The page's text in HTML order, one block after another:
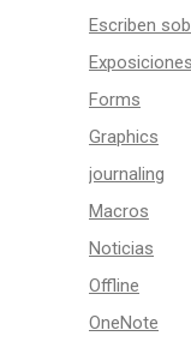
Escriben
Forms
Graphics
journaling
Macros
Noticias
Offline
OneNote